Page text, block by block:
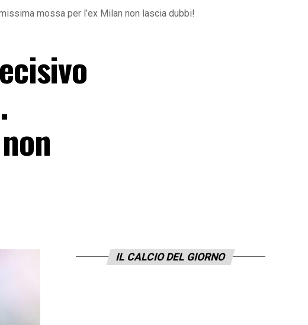
mossa per l’ex Milan non lascia dubbi!
IL CALCIO DEL GIORNO